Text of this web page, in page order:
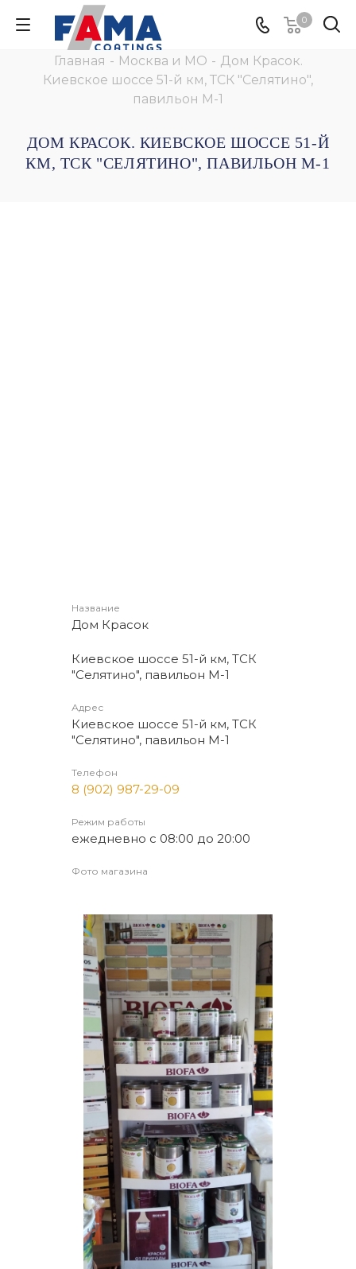
0
Главная - Москва и МО - Дом Красок.
Киевское шоссе 51-й км, ТСК "Селятино",
павильон М-1
ДОМ КРАСОК. КИЕВСКОЕ ШОССЕ 51-Й
КМ, ТСК "СЕЛЯТИНО", ПАВИЛЬОН М-1
Название
Дом Красок
Киевское шоссе 51-й км, ТСК
"Селятино", павильон М-1
Адрес
Киевское шоссе 51-й км, ТСК
"Селятино", павильон М-1
Телефон
8 (902) 987-29-09
Режим работы
ежедневно с 08:00 до 20:00
Фото магазина